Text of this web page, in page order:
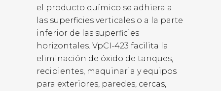
el producto químico se adhiera a
las superficies verticales o a la parte
inferior de las superficies
horizontales. VpCI-423 facilita la
eliminación de óxido de tanques,
recipientes, maquinaria y equipos
para exteriores, paredes, cercas,